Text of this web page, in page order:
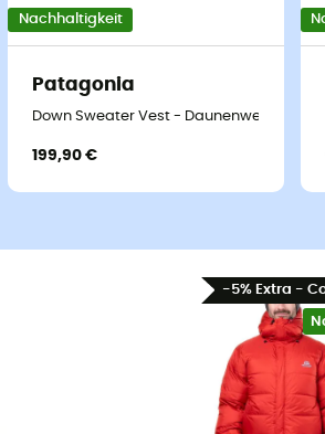
- Herren
Nachhaltigkeit
Patagonia
Down Sweater Vest - Daunenweste -
199,90 €
-5% Extra -